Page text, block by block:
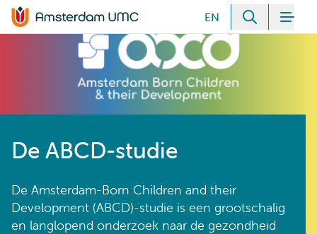
Meteen naar de content
Home van Amsterdam UMC
EN Zoeken
De ABCD-studie
De Amsterdam-Born Children and their
Development (ABCD)-studie is een grootschalig
en langlopend onderzoek naar de gezondheid
Kleine achtergrond me ABCD-logo in wit op